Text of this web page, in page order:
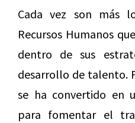
Cada vez son más
Recursos Humanos
dentro de sus
desarrollo de talento.
se ha convertido en
para fomentar el